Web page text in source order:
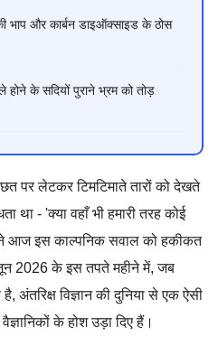
भाप और कार्बन डाइऑक्साइड के ठोस
के सदियों पुराने भ्रम को तोड़
छत पर लेटकर टिमटिमाते तारों को देखते
- 'क्या वहाँ भी हमारी तरह कोई
ने आज इस काल्पनिक सवाल को हकीकत
2026 के इस तपते महीने में, जब
अंतरिक्ष विज्ञान की दुनिया से एक ऐसी
के होश उड़ा दिए हैं।